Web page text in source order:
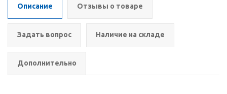
Описание Отзывы о товаре
Задать вопрос Наличие на складе
Дополнительно